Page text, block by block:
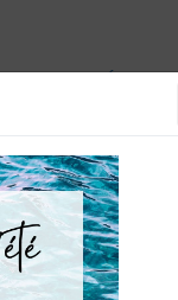
PRÉ-